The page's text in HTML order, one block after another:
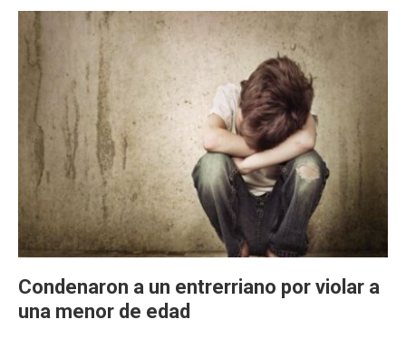
Condenaron a un entrerriano por violar a
una menor de edad